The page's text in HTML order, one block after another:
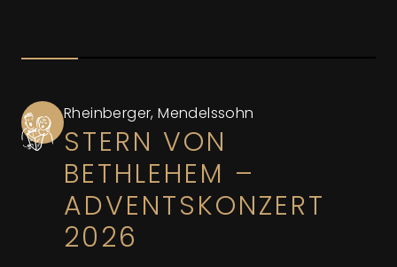
Rheinberger, Mendelssohn
STERN VON
BETHLEHEM –
ADVENTSKONZERT
2026